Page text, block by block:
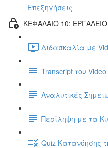
Επεξηγήσεις
ΚΕΦΑΛΑΙΟ 10:
Διδασκαλία με
Transcript του Video
Αναλυτικές
Περίληψη με τα
Quiz Κατανόησης